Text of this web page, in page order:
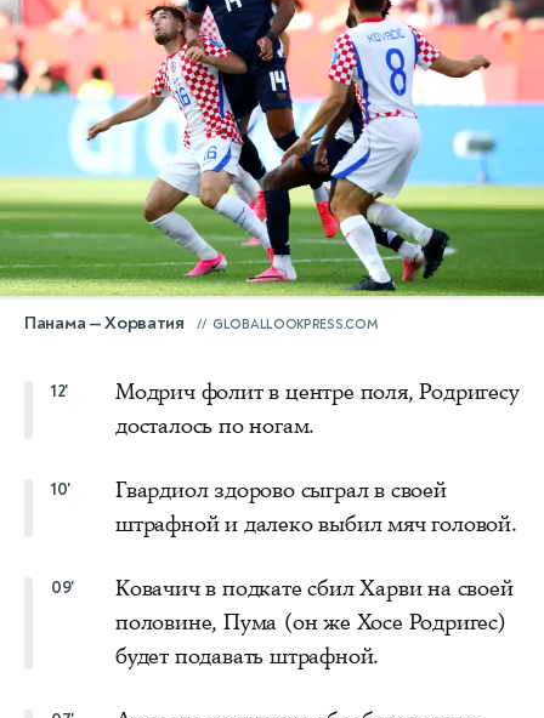
Панама — Хорватия GLOBALLOOKPRESS.COM
12'
Модрич фолит в центре поля, Родригесу
досталось по ногам.
10'
Гвардиол здорово сыграл в своей
штрафной и далеко выбил мяч головой.
09'
Ковачич в подкате сбил Харви на своей
половине, Пума (он же Хосе Родригес)
будет подавать штрафной.